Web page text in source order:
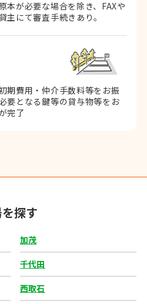
原本が必要な場合を除き、FAXや
主にて審査手続きあり。
期費用・仲介手数料等をお振
要となる鍵等の貸与物等をお
完了
探す
加茂
千代田
西取石